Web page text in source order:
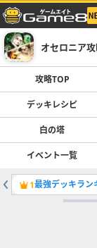
オセロニア
攻略TOP
デッキレシピ
白の塔
イベント一覧
1最強デッキラン